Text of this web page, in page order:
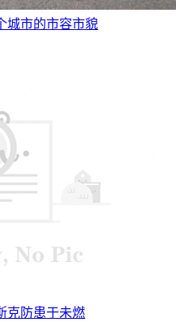
城市的市容市貌
克防患于未燃